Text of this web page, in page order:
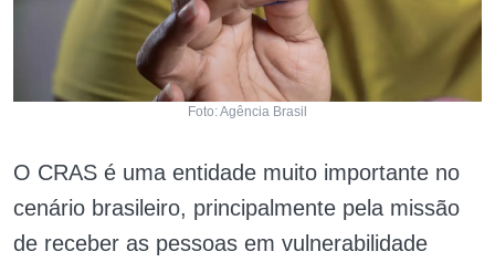
Foto: Agência Brasil
O CRAS é uma entidade muito importante no
cenário brasileiro, principalmente pela missão
de receber as pessoas em vulnerabilidade